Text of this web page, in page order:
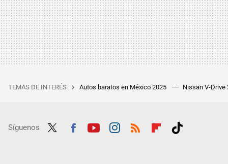
TEMAS DE INTERÉS Autos baratos en México 2025 Nissan V-Drive
Síguenos